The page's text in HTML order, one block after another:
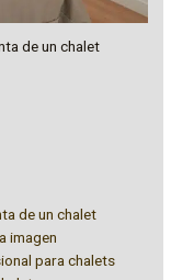
de un chalet
de un chalet
imagen
para chalets